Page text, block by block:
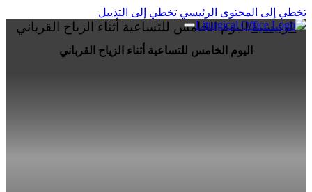
تخطي إلى المحتوى الرئيسي تخطي إلى التذييل
الرئيسية/اليوم الخامس للتساعية أثناء الزياح القرباني
اليوم الخامس للتساعية أثناء الزياح القرباني